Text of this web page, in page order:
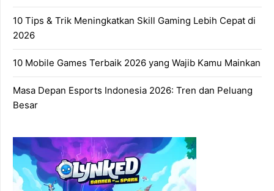
10 Tips & Trik Meningkatkan Skill Gaming Lebih Cepat di
2026
10 Mobile Games Terbaik 2026 yang Wajib Kamu Mainkan
Masa Depan Esports Indonesia 2026: Tren dan Peluang
Besar